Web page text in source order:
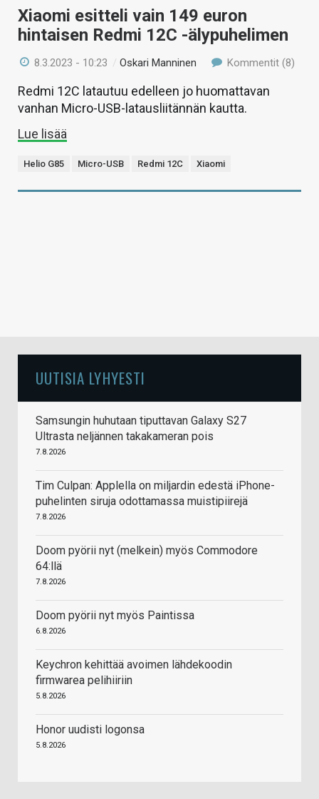
Xiaomi esitteli vain 149 euron
hintaisen Redmi 12C -älypuhelimen
8.3.2023 - 10:23 /Oskari Manninen Kommentit (8)
Redmi 12C latautuu edelleen jo huomattavan
vanhan Micro-USB-latausliitännän kautta.
Lue lisää
Helio G85 Micro-USB Redmi 12C Xiaomi
UUTISIA LYHYESTI
Samsungin huhutaan tiputtavan Galaxy S27
Ultrasta neljännen takakameran pois
7.8.2026
Tim Culpan: Applella on miljardin edestä iPhone-
puhelinten siruja odottamassa muistipiirejä
7.8.2026
Doom pyörii nyt (melkein) myös Commodore
64:llä
7.8.2026
Doom pyörii nyt myös Paintissa
6.8.2026
Keychron kehittää avoimen lähdekoodin
firmwarea pelihiiriin
5.8.2026
Honor uudisti logonsa
5.8.2026